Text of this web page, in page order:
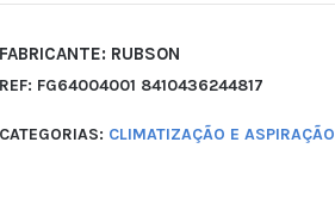
FABRICANTE: RUBSON
REF: FG64004001 8410436244817
CATEGORIAS: CLIMATIZAÇÃO E ASPIRAÇÃO